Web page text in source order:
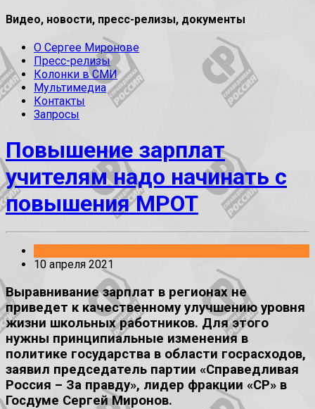
Видео, новости, пресс-релизы, документы
О Сергее Миронове
Пресс-релизы
Колонки в СМИ
Мультимедиа
Контакты
Запросы
Повышение зарплат
учителям надо начинать с
повышения МРОТ
10 апреля 2021
Выравнивание зарплат в регионах не
приведет к качественному улучшению уровня
жизни школьных работников. Для этого
нужны принципиальные изменения в
политике государства в области госрасходов,
заявил председатель партии «Справедливая
Россия – За правду», лидер фракции «СР» в
Госдуме Сергей Миронов.